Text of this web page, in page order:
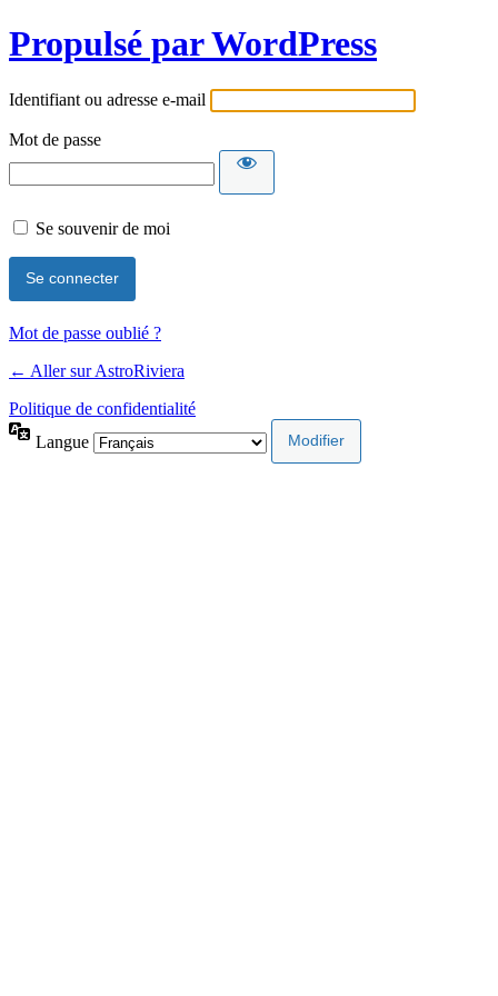
Propulsé par WordPress
Identifiant ou adresse e-mail
Mot de passe
Se souvenir de moi
Mot de passe oublié ?
← Aller sur AstroRiviera
Politique de confidentialité
Langue